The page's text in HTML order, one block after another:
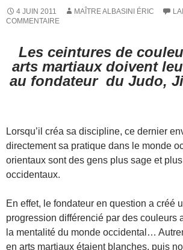
4 JUIN 2011 MAÎTRE ALBASINI ÉRIC
COMMENTAIRE
Les ceintures de
arts martiaux doivent
au fondateur du Judo,
Lorsqu’il créa sa discipline, ce dernier
directement sa pratique dans le monde
orientaux sont des gens plus sage et
occidentaux.
En effet, le fondateur en question a créé
progression différencié par des couleurs
la mentalité du monde occidental…
en arts martiaux étaient blanches, puis